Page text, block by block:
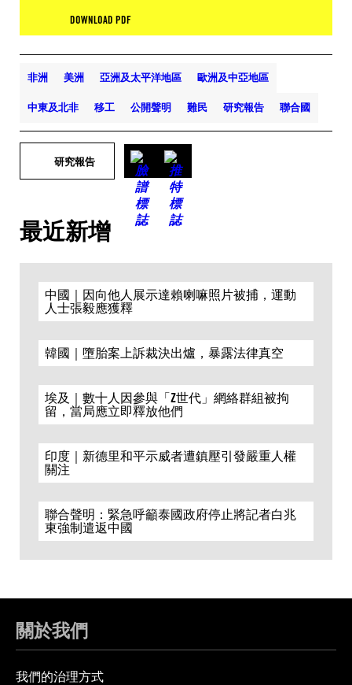
DOWNLOAD PDF
非洲 美洲 亞洲及太平洋地區 歐洲及中亞地區
中東及北非 移工 公開聲明 難民 研究報告 聯合國
研究報告
最近新增
中國｜因向他人展示達賴喇嘛照片被捕，運動
人士張毅應獲釋
韓國｜墮胎案上訴裁決出爐，暴露法律真空
埃及｜數十人因參與「Z世代」網絡群組被拘
留，當局應立即釋放他們
印度｜新德里和平示威者遭鎮壓引發嚴重人權
關注
聯合聲明：緊急呼籲泰國政府停止將記者白兆
東強制遣返中國
關於我們
我們的治理方式